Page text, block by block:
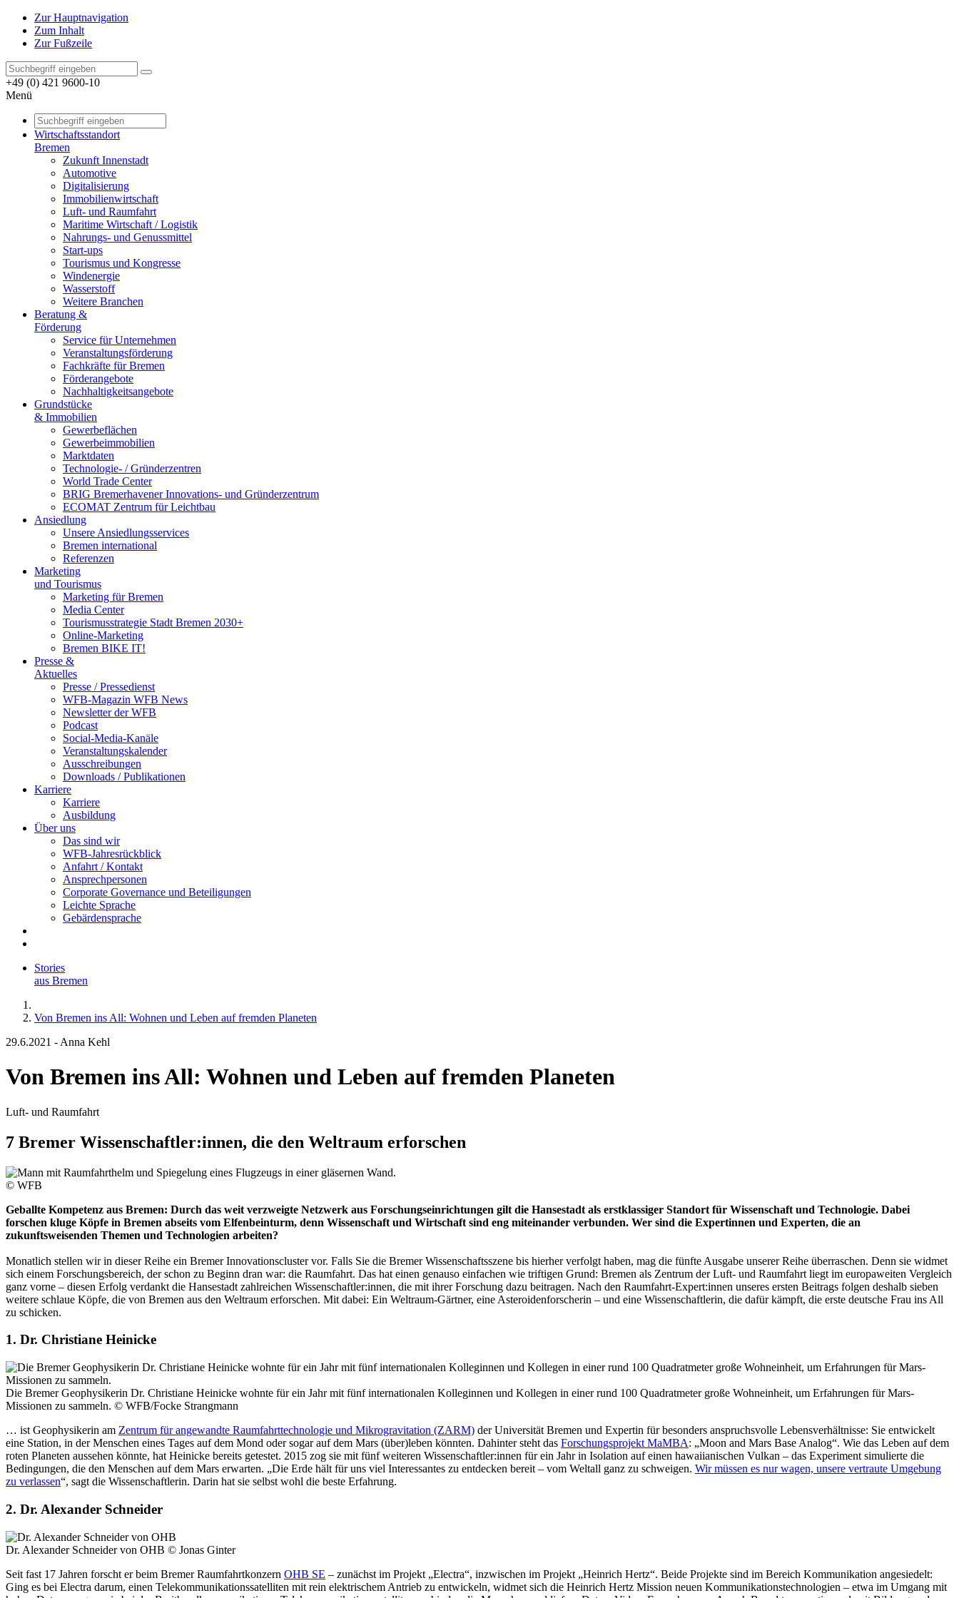
Zur Hauptnavigation
Zum Inhalt
Zur Fußzeile
+49 (0) 421 9600-10
Menü
Wirtschaftsstandort
Bremen
Zukunft Innenstadt
Automotive
Digitalisierung
Immobilienwirtschaft
Luft- und Raumfahrt
Maritime Wirtschaft / Logistik
Nahrungs- und Genussmittel
Start-ups
Tourismus und Kongresse
Windenergie
Wasserstoff
Weitere Branchen
Beratung &
Förderung
Service für Unternehmen
Veranstaltungsförderung
Fachkräfte für Bremen
Förderangebote
Nachhaltigkeitsangebote
Grundstücke
& Immobilien
Gewerbeflächen
Gewerbeimmobilien
Marktdaten
Technologie- / Gründerzentren
World Trade Center
BRIG Bremerhavener Innovations- und Gründerzentrum
ECOMAT Zentrum für Leichtbau
Ansiedlung
Unsere Ansiedlungsservices
Bremen international
Referenzen
Marketing
und Tourismus
Marketing für Bremen
Media Center
Tourismusstrategie Stadt Bremen 2030+
Online-Marketing
Bremen BIKE IT!
Presse &
Aktuelles
Presse / Pressedienst
WFB-Magazin WFB News
Newsletter der WFB
Podcast
Social-Media-Kanäle
Veranstaltungskalender
Ausschreibungen
Downloads / Publikationen
Karriere
Karriere
Ausbildung
Über uns
Das sind wir
WFB-Jahresrückblick
Anfahrt / Kontakt
Ansprechpersonen
Corporate Governance und Beteiligungen
Leichte Sprache
Gebärdensprache
Stories
aus Bremen
Von Bremen ins All: Wohnen und Leben auf fremden Planeten
29.6.2021 - Anna Kehl
Von Bremen ins All: Wohnen und Leben auf fremden Planeten
Luft- und Raumfahrt
7 Bremer Wissenschaftler:innen, die den Weltraum erforschen
© WFB
Geballte Kompetenz aus Bremen: Durch das weit verzweigte Netzwerk aus Forschungseinrichtungen gilt die Hansestadt als erstklassiger Standort für Wissenschaft und Technologie. Dabei
forschen kluge Köpfe in Bremen abseits vom Elfenbeinturm, denn Wissenschaft und Wirtschaft sind eng miteinander verbunden. Wer sind die Expertinnen und Experten, die an
zukunftsweisenden Themen und Technologien arbeiten?
Monatlich stellen wir in dieser Reihe ein Bremer Innovationscluster vor. Falls Sie die Bremer Wissenschaftsszene bis hierher verfolgt haben, mag die fünfte Ausgabe unserer Reihe überraschen. Denn sie widmet
sich einem Forschungsbereich, der schon zu Beginn dran war: die Raumfahrt. Das hat einen genauso einfachen wie triftigen Grund: Bremen als Zentrum der Luft- und Raumfahrt liegt im europaweiten Vergleich
ganz vorne – diesen Erfolg verdankt die Hansestadt zahlreichen Wissenschaftler:innen, die mit ihrer Forschung dazu beitragen. Nach den Raumfahrt-Expert:innen unseres ersten Beitrags folgen deshalb sieben
weitere schlaue Köpfe, die von Bremen aus den Weltraum erforschen. Mit dabei: Ein Weltraum-Gärtner, eine Asteroidenforscherin – und eine Wissenschaftlerin, die dafür kämpft, die erste deutsche Frau ins All
zu schicken.
1. Dr. Christiane Heinicke
Die Bremer Geophysikerin Dr. Christiane Heinicke wohnte für ein Jahr mit fünf internationalen Kolleginnen und Kollegen in einer rund 100 Quadratmeter große Wohneinheit, um Erfahrungen für Mars-
Missionen zu sammeln. © WFB/Focke Strangmann
… ist Geophysikerin am Zentrum für angewandte Raumfahrttechnologie und Mikrogravitation (ZARM) der Universität Bremen und Expertin für besonders anspruchsvolle Lebensverhältnisse: Sie entwickelt
eine Station, in der Menschen eines Tages auf dem Mond oder sogar auf dem Mars (über)leben könnten. Dahinter steht das Forschungsprojekt MaMBA: „Moon and Mars Base Analog“. Wie das Leben auf dem
roten Planeten aussehen könnte, hat Heinicke bereits getestet. 2015 zog sie mit fünf weiteren Wissenschaftler:innen für ein Jahr in Isolation auf einen hawaiianischen Vulkan – das Experiment simulierte die
Bedingungen, die den Menschen auf dem Mars erwarten. „Die Erde hält für uns viel Interessantes zu entdecken bereit – vom Weltall ganz zu schweigen. Wir müssen es nur wagen, unsere vertraute Umgebung
zu verlassen“, sagt die Wissenschaftlerin. Darin hat sie selbst wohl die beste Erfahrung.
2. Dr. Alexander Schneider
Dr. Alexander Schneider von OHB © Jonas Ginter
Seit fast 17 Jahren forscht er beim Bremer Raumfahrtkonzern OHB SE – zunächst im Projekt „Electra“, inzwischen im Projekt „Heinrich Hertz“. Beide Projekte sind im Bereich Kommunikation angesiedelt:
Ging es bei Electra darum, einen Telekommunikationssatelliten mit rein elektrischem Antrieb zu entwickeln, widmet sich die Heinrich Hertz Mission neuen Kommunikationstechnologien – etwa im Umgang mit